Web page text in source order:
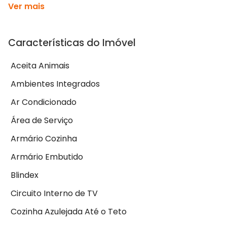
Ver mais
Características do Imóvel
Aceita Animais
Ambientes Integrados
Ar Condicionado
Área de Serviço
Armário Cozinha
Armário Embutido
Blindex
Circuito Interno de TV
Cozinha Azulejada Até o Teto